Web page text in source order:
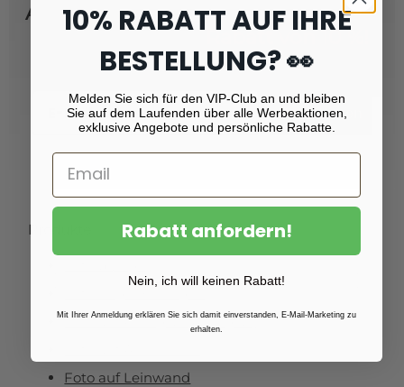
Abonnieren Sie unseren Newsletter
und erhalten Sie Rabatt von 10 %!
Email
Registrieren
Produkte
Foto auf Plexiglas (Acrylglas)
Foto auf Leinwand
10% RABATT AUF IHRE
BESTELLUNG? 👀
Melden Sie sich für den VIP-Club an und bleiben
Sie auf dem Laufenden über alle Werbeaktionen,
exklusive Angebote und persönliche Rabatte.
Rabatt anfordern!
Nein, ich will keinen Rabatt!
Mit Ihrer Anmeldung erklären Sie sich damit einverstanden, E-Mail-Marketing zu
erhalten.